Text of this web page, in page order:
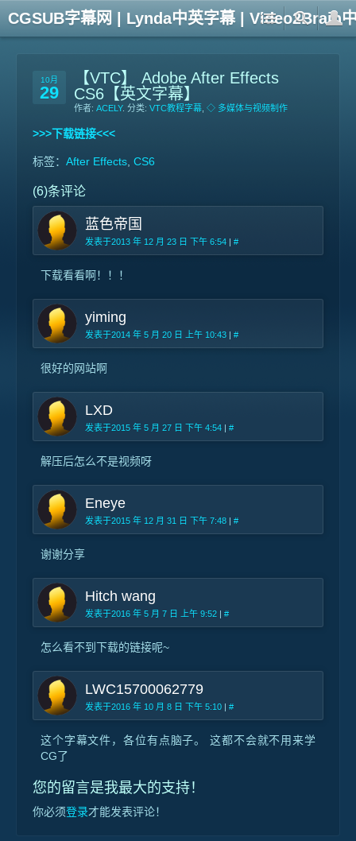
CGSUB字幕网 | Lynda中英字幕 | Video2Brain
10月
29
【VTC】 Adobe After Effects
CS6【英文字幕】
作者: ACELY. 分类: VTC教程字幕 ◇ 多媒体与视频制作
>>>下载链接<<<
标签： After Effects CS6
(6)条评论
蓝色帝国
发表于2013 年 12 月 23 日 下午 6:54 | #
下载看看啊！！！
yiming
发表于2014 年 5 月 20 日 上午 10:43 | #
很好的网站啊
LXD
发表于2015 年 5 月 27 日 下午 4:54 | #
解压后怎么不是视频呀
Eneye
发表于2015 年 12 月 31 日 下午 7:48 | #
谢谢分享
Hitch wang
发表于2016 年 5 月 7 日 上午 9:52 | #
怎么看不到下载的链接呢~
LWC15700062779
发表于2016 年 10 月 8 日 下午 5:10 | #
这个字幕文件，各位有点脑子。 这都不会就不用来学
CG了
您的留言是我最大的支持！
你必须登录才能发表评论！